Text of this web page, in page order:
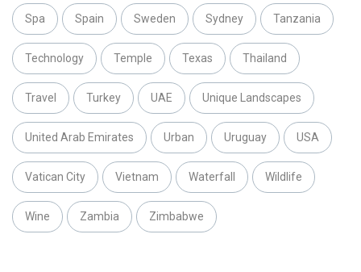
Spa Spain Sweden Sydney Tanzania
Technology Temple Texas Thailand
Travel Turkey UAE Unique Landscapes
United Arab Emirates Urban Uruguay USA
Vatican City Vietnam Waterfall Wildlife
Wine Zambia Zimbabwe